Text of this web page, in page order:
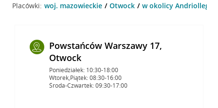
Placówki: woj. mazowieckie Otwock w okolicy Andriollego
Powstańców Warszawy 17,
Otwock
Poniedziałek: 10:30-18:00
Wtorek,Piątek: 08:30-16:00
Środa-Czwartek: 09:30-17:00